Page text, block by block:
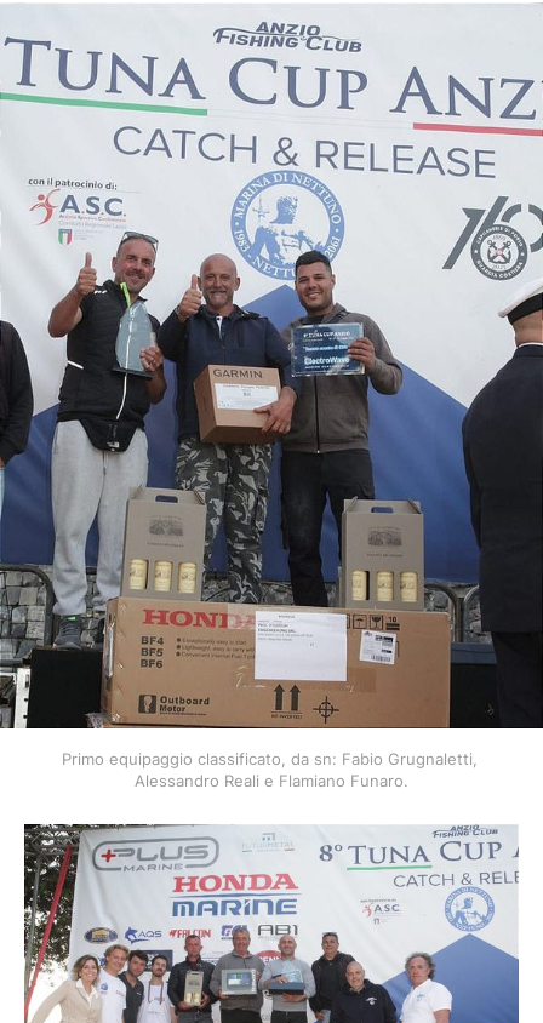
Primo equipaggio classificato, da sn: Fabio Grugnaletti,
Alessandro Reali e Flamiano Funaro.